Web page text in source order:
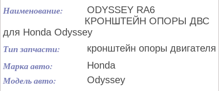
Наименование:
ODYSSEY RA6
КРОНШТЕЙН ОПОРЫ ДВС
для Honda Odyssey
Тип запчасти: кронштейн опоры двигателя
Марка авто: Honda
Модель авто: Odyssey